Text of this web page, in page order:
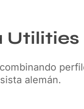
Utilities
alemán.